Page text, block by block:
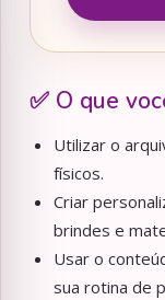
✅ O que
Utilizar o
físicos.
Criar
brindes e
Usar o
sua rotina de